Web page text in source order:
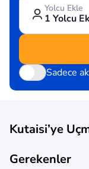
Yolcu Ekle
1 Yolcu
Sadece
Kutaisi’ye
Gerekenler